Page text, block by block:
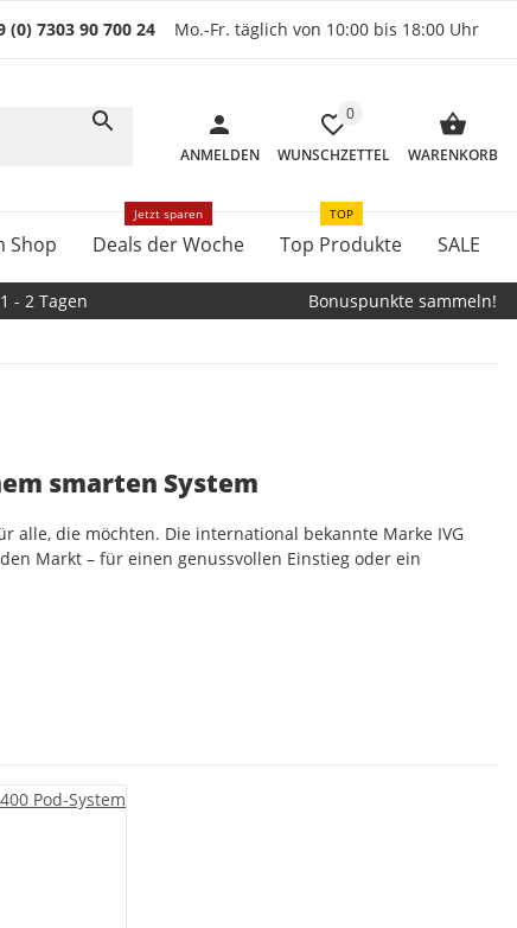
(0) 7303 90 700 24 Mo.-Fr. täglich von 10:00 bis 18:00 Uhr
ANMELDEN
0
WUNSCHZETTEL WARENKORB
Shop Deals der Woche
Jetzt sparen
Top Produkte
TOP
SALE
- 2 Tagen
Bonuspunkte sammeln!
smarten System
alle, die möchten. Die international bekannte Marke IVG
Markt – für einen genussvollen Einstieg oder ein